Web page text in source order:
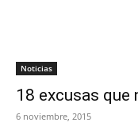
Noticias
18 excusas que
6 noviembre, 2015